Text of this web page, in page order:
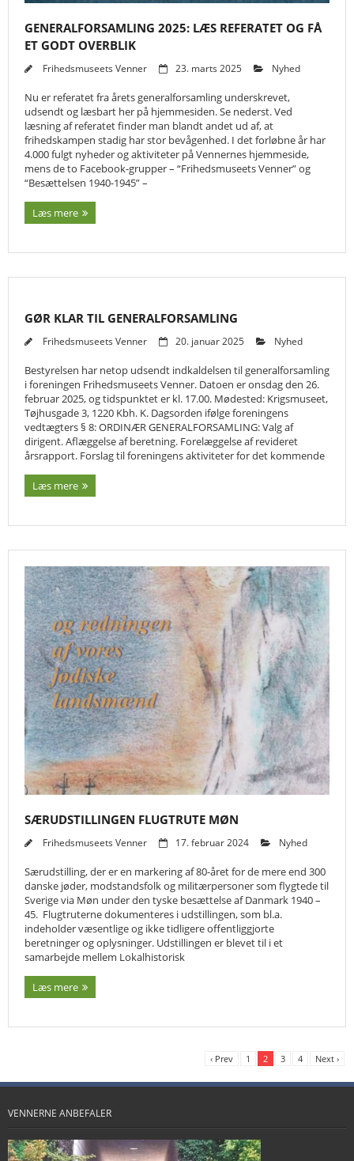
GENERALFORSAMLING 2025: LÆS REFERATET OG FÅ
ET GODT OVERBLIK
Frihedsmuseets Venner 23. marts 2025 Nyhed
Nu er referatet fra årets generalforsamling underskrevet,
udsendt og læsbart her på hjemmesiden. Se nederst. Ved
læsning af referatet finder man blandt andet ud af, at
frihedskampen stadig har stor bevågenhed. I det forløbne år har
4.000 fulgt nyheder og aktiviteter på Vennernes hjemmeside,
mens de to Facebook-grupper – “Frihedsmuseets Venner” og
“Besættelsen 1940-1945” –
Læs mere
GØR KLAR TIL GENERALFORSAMLING
Frihedsmuseets Venner 20. januar 2025 Nyhed
Bestyrelsen har netop udsendt indkaldelsen til generalforsamling
i foreningen Frihedsmuseets Venner. Datoen er onsdag den 26.
februar 2025, og tidspunktet er kl. 17.00. Mødested: Krigsmuseet,
Tøjhusgade 3, 1220 Kbh. K. Dagsorden ifølge foreningens
vedtægters § 8: ORDINÆR GENERALFORSAMLING: Valg af
dirigent. Aflæggelse af beretning. Forelæggelse af revideret
årsrapport. Forslag til foreningens aktiviteter for det kommende
Læs mere
SÆRUDSTILLINGEN FLUGTRUTE MØN
Frihedsmuseets Venner 17. februar 2024 Nyhed
Særudstilling, der er en markering af 80-året for de mere end 300
danske jøder, modstandsfolk og militærpersoner som flygtede til
Sverige via Møn under den tyske besættelse af Danmark 1940 –
45. Flugtruterne dokumenteres i udstillingen, som bl.a.
indeholder væsentlige og ikke tidligere offentliggjorte
beretninger og oplysninger. Udstillingen er blevet til i et
samarbejde mellem Lokalhistorisk
Læs mere
‹ Prev 1 2 3 4 Next ›
VENNERNE ANBEFALER